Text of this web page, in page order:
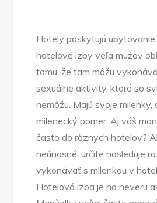
Hotely poskytujú
hotelové izby veľa mužov
tomu, že tam môžu
sexuálne aktivity, ktoré so
nemôžu. Majú svoje milenky,
milenecký pomer. Aj váš
často do rôznych hotelov?
neúnosné, určite nasleduje
vykonávať s milenkou v
Hotelová izba je na neveru